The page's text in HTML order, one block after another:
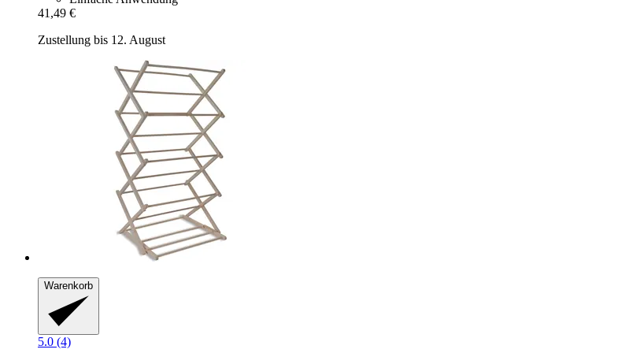
41,49 €
Zustellung bis 12. August
Warenkorb
5.0 (4)